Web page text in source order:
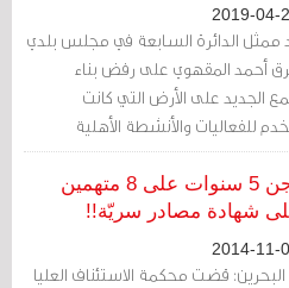
الدائرة السابعة في مجلس بلدي
أحمد المقهوي على رفض بناء
الجديد على الأرض التي كانت
للفعاليات والأنشطة الأهلية
عراد، مؤكدا أن الأهالي يرفضون بناء
الذي سيزيد من الاختناقات المرورية
الاستئناف تؤيد الحكم بالسجن 5 سنوات على 8 متهمين
شهادة مصادر سريّة!!
البحرين: قضت محكمة الاستئناف العليا